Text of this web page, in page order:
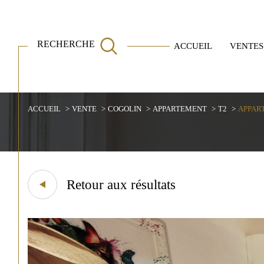
ACCUEIL VENTES
Villas Appartements
RECHERCHE
de l'immo pro
ACCUEIL VENTE COGOLIN APPARTEMENT T2
Retour aux résultats